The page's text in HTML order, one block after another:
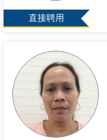
直接聘用